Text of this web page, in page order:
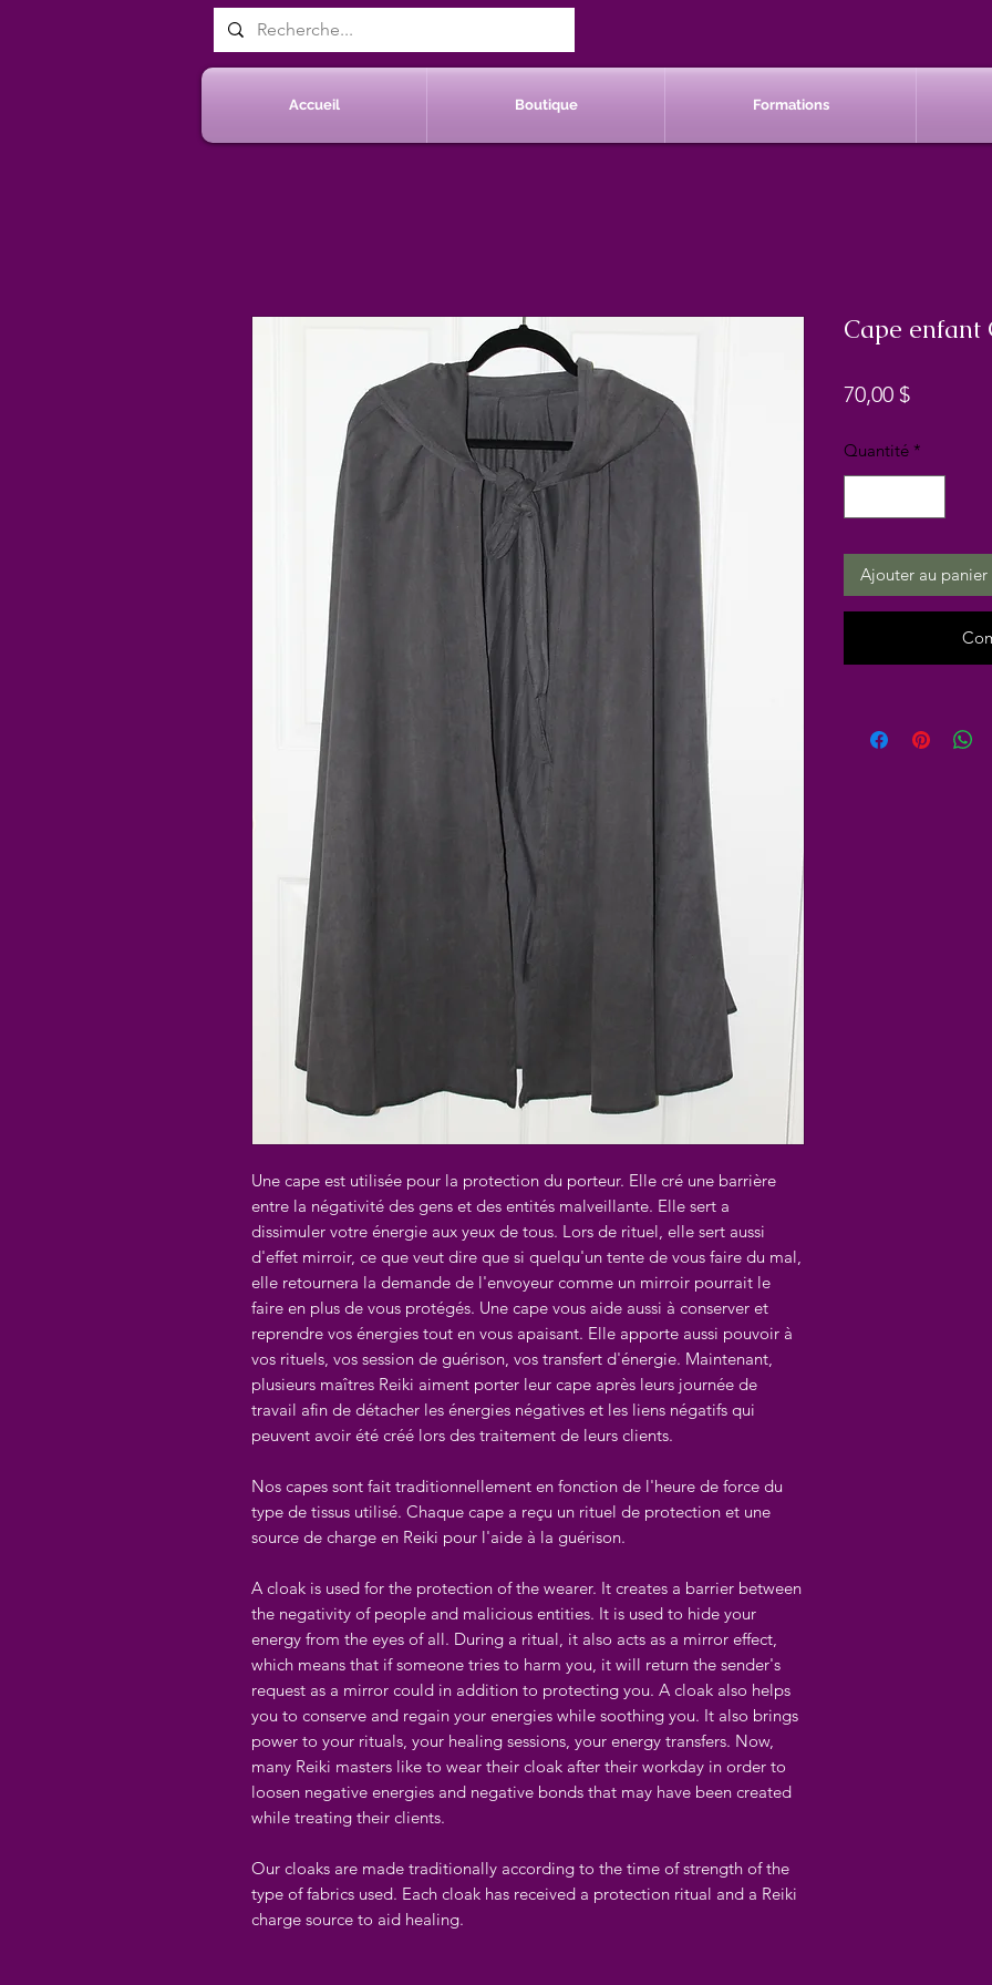
Accueil Boutique Formations
Une cape est utilisée pour la protection du porteur. Elle cré une barrière
entre la négativité des gens et des entités malveillante. Elle sert a
dissimuler votre énergie aux yeux de tous. Lors de rituel, elle sert aussi
d'effet mirroir, ce que veut dire que si quelqu'un tente de vous faire du mal,
elle retournera la demande de l'envoyeur comme un mirroir pourrait le
faire en plus de vous protégés. Une cape vous aide aussi à conserver et
reprendre vos énergies tout en vous apaisant. Elle apporte aussi pouvoir à
vos rituels, vos session de guérison, vos transfert d'énergie. Maintenant,
plusieurs maîtres Reiki aiment porter leur cape après leurs journée de
travail afin de détacher les énergies négatives et les liens négatifs qui
peuvent avoir été créé lors des traitement de leurs clients.
Nos capes sont fait traditionnellement en fonction de l'heure de force du
type de tissus utilisé. Chaque cape a reçu un rituel de protection et une
source de charge en Reiki pour l'aide à la guérison.
A cloak is used for the protection of the wearer. It creates a barrier between
the negativity of people and malicious entities. It is used to hide your
energy from the eyes of all. During a ritual, it also acts as a mirror effect,
which means that if someone tries to harm you, it will return the sender's
request as a mirror could in addition to protecting you. A cloak also helps
you to conserve and regain your energies while soothing you. It also brings
power to your rituals, your healing sessions, your energy transfers. Now,
many Reiki masters like to wear their cloak after their workday in order to
loosen negative energies and negative bonds that may have been created
while treating their clients.
Our cloaks are made traditionally according to the time of strength of the
type of fabrics used. Each cloak has received a protection ritual and a Reiki
charge source to aid healing.
Cape enfant
70,00 $Prix
Quantité *
Ajouter au panier